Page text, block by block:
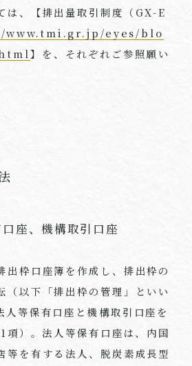
は、【排出量取引制度（GX-E
eyes/blo
】を、それぞれご参照願い
座、機構取引口座
出枠口座簿を作成し、排出枠の
（以下「排出枠の管理」といい
人等保有口座と機構取引口座を
）。法人等保有口座は、内国
等を有する法人、脱炭素成長型